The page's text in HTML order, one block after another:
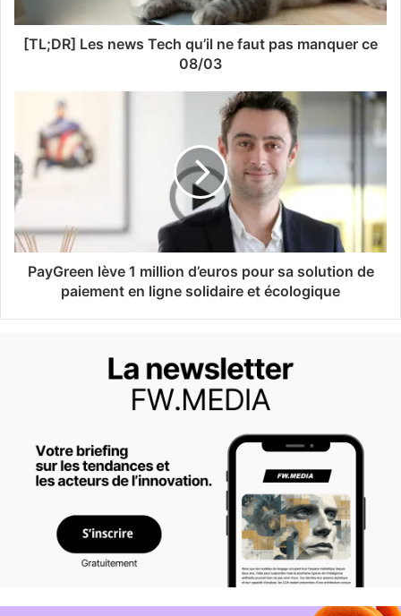
[TL;DR] Les news Tech qu’il ne faut pas manquer ce
08/03
PayGreen lève 1 million d’euros pour sa solution de
paiement en ligne solidaire et écologique